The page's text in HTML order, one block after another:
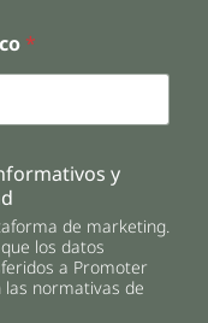
*
y
de marketing.
los datos
a Promoter
normativas de